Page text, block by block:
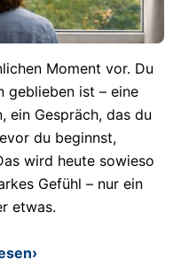
Moment vor. Du
geblieben ist – eine
ein Gespräch, das du
du beginnst,
wird heute sowieso
Gefühl – nur ein
etwas.
›